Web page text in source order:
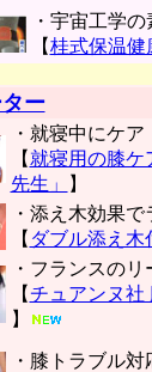
・宇宙工学
【桂式保温健
ー
・就寝中にケア
【 就寝用の膝ケ
先生」
】
・添え木効果
【 ダブル添え木
・フランスの
【チュアンヌ社
】
・膝トラブル対